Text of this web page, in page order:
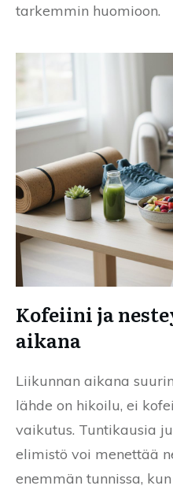
tarkemmin huomioon.
Kofeiini ja
aikana
Liikunnan aikana
lähde on hikoilu, ei
vaikutus. Tuntikausia
elimistö voi menettää
enemmän tunnissa,